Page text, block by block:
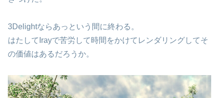
3Delightならあっという間に終わる。
はたしてIrayで苦労して時間をかけてレンダリングしてそ
の価値はあるだろうか。